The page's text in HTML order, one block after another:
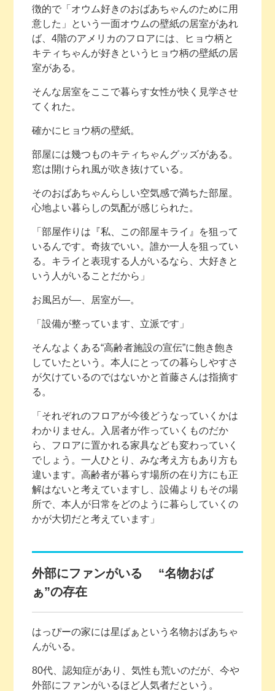
徴的で「オウム好きのおばあちゃんのために用
意した」という一面オウムの壁紙の居室があれ
ば、4階のアメリカのフロアには、ヒョウ柄と
キティちゃんが好きというヒョウ柄の壁紙の居
室がある。
そんな居室をここで暮らす女性が快く見学させ
てくれた。
確かにヒョウ柄の壁紙。
部屋には幾つものキティちゃんグッズがある。
窓は開けられ風が吹き抜けている。
そのおばあちゃんらしい空気感で満ちた部屋。
心地よい暮らしの気配が感じられた。
「部屋作りは『私、この部屋キライ』を狙って
いるんです。奇抜でいい。誰か一人を狙ってい
る。キライと表現する人がいるなら、大好きと
いう人がいることだから」
お風呂が―、居室が―。
「設備が整っています、立派です」
そんなよくある“高齢者施設の宣伝”に飽き飽き
していたという。本人にとっての暮らしやすさ
が欠けているのではないかと首藤さんは指摘す
る。
「それぞれのフロアが今後どうなっていくかは
わかりません。入居者が作っていくものだか
ら、フロアに置かれる家具なども変わっていく
でしょう。一人ひとり、みな考え方もあり方も
違います。高齢者が暮らす場所の在り方にも正
解はないと考えていますし、設備よりもその場
所で、本人が日常をどのように暮らしていくの
かが大切だと考えています」
外部にファンがいる “名物おば
ぁ”の存在
はっぴーの家には星ばぁという名物おばあちゃ
んがいる。
80代、認知症があり、気性も荒いのだが、今や
外部にファンがいるほど人気者だという。